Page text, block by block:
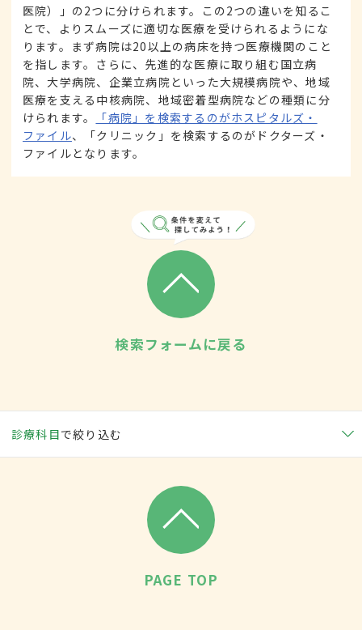
医院）」の2つに分けられます。この2つの違いを知るこ
とで、よりスムーズに適切な医療を受けられるようにな
ります。まず病院は20以上の病床を持つ医療機関のこと
を指します。さらに、先進的な医療に取り組む国立病
院、大学病院、企業立病院といった大規模病院や、地域
医療を支える中核病院、地域密着型病院などの種類に分
けられます。
「病院」を検索するのがホスピタルズ・
ファイル、「クリニック」を検索するのがドクターズ・
ファイルとなります。
検索フォームに戻る
診療科目で絞り込む
PAGE TOP